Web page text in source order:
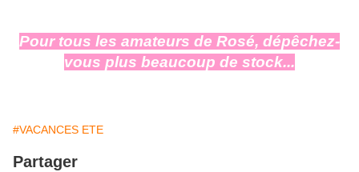
Pour tous les amateurs de Rosé, dépêchez-
vous plus beaucoup de stock...
#VACANCES ETE
Partager